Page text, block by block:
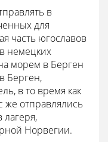
в
для
часть югославов
немецких
морем в Берген
Берген,
в то время как
отправлялись
лагеря,
Норвегии.